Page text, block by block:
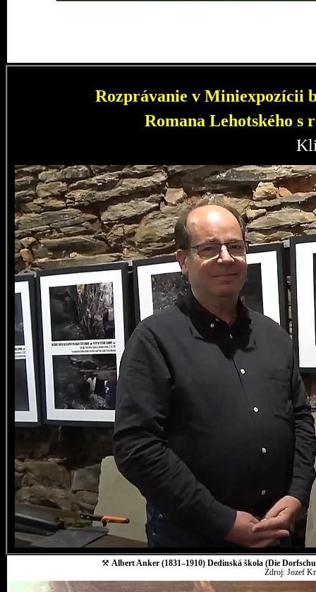
Rozprávanie v Miniexpozícii
Romana Lehotského s
⚒ Albert Anker (1831–1910) Dedinská škola (Die
Zdroj: Jozef